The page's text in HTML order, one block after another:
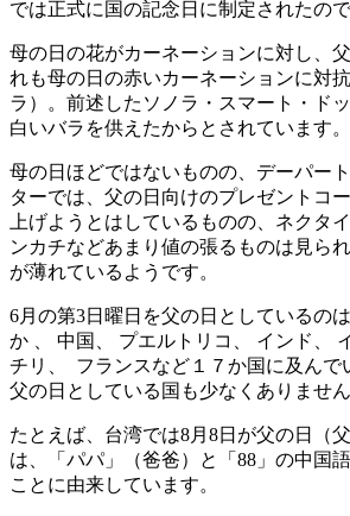
では正式に国の記念日に制定されたので
母の日の花がカーネーションに対し、
れも母の日の赤いカーネーションに対
ラ）。前述したソノラ・スマート・ド
白いバラを供えたからとされています。
母の日ほどではないものの、デーパー
ターでは、父の日向けのプレゼントコ
上げようとはしているものの、ネクタ
ンカチなどあまり値の張るものは見ら
が薄れているようです。
6月の第3日曜日を父の日としているの
か 、 中国、 プエルトリコ、 インド、
チリ、 フランスなど１７か国に及んで
父の日としている国も少なくありません
たとえば、台湾では8月8日が父の日（
は、「パパ」（爸爸）と「88」の中国
ことに由来しています。